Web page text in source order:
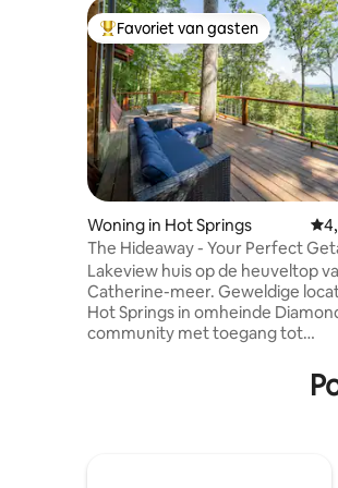
Topfavoriet van gasten
Favoriet van gasten
Woning in Hot Springs
The Hideaway - Your Perfect
Vacation
Lakeview huis op de heuveltop
Catherine-meer. Geweldige
Hot Springs in omheinde
community met toegang tot
tennis-/basketbalvelden en
winkel gelegen aan de voordeur